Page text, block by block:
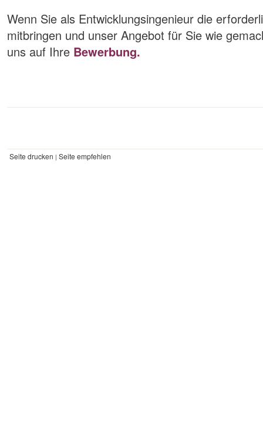
Wenn Sie als Entwicklungsingenieur die
mitbringen und unser Angebot für Sie wie
uns auf Ihre Bewerbung.
Seite drucken | Seite empfehlen